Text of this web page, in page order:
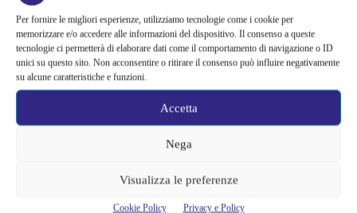
Per fornire le migliori esperienze, utilizziamo tecnologie come i cookie per
memorizzare e/o accedere alle informazioni del dispositivo. Il consenso a queste
tecnologie ci permetterà di elaborare dati come il comportamento di navigazione o ID
unici su questo sito. Non acconsentire o ritirare il consenso può influire negativamente
su alcune caratteristiche e funzioni.
Accetta
Nega
Visualizza le preferenze
Cookie Policy Privacy e Policy
Le ultime due apparizioni risalgono al 2012 quando ha portato in
Teatro il brano
“Respirare” con Loredana Berté e nel 2017 si è
esibito sul palco dell’Ariston con “La Prima Stella”, canzone
dedicata a sua madre scomparsa quando aveva 18 anni.